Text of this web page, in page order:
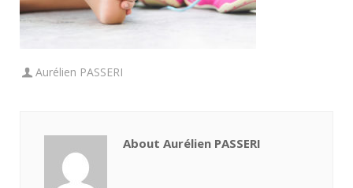
Aurélien PASSERI
About Aurélien PASSERI